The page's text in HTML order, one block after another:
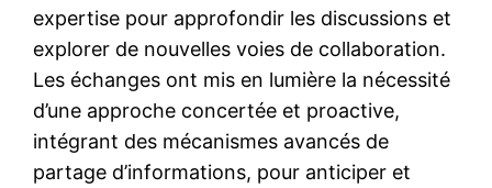
expertise pour approfondir les discussions et
explorer de nouvelles voies de collaboration.
Les échanges ont mis en lumière la nécessité
d’une approche concertée et proactive,
intégrant des mécanismes avancés de
partage d’informations, pour anticiper et